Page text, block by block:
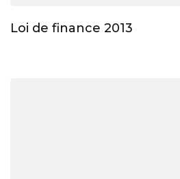
Loi de finance 2013